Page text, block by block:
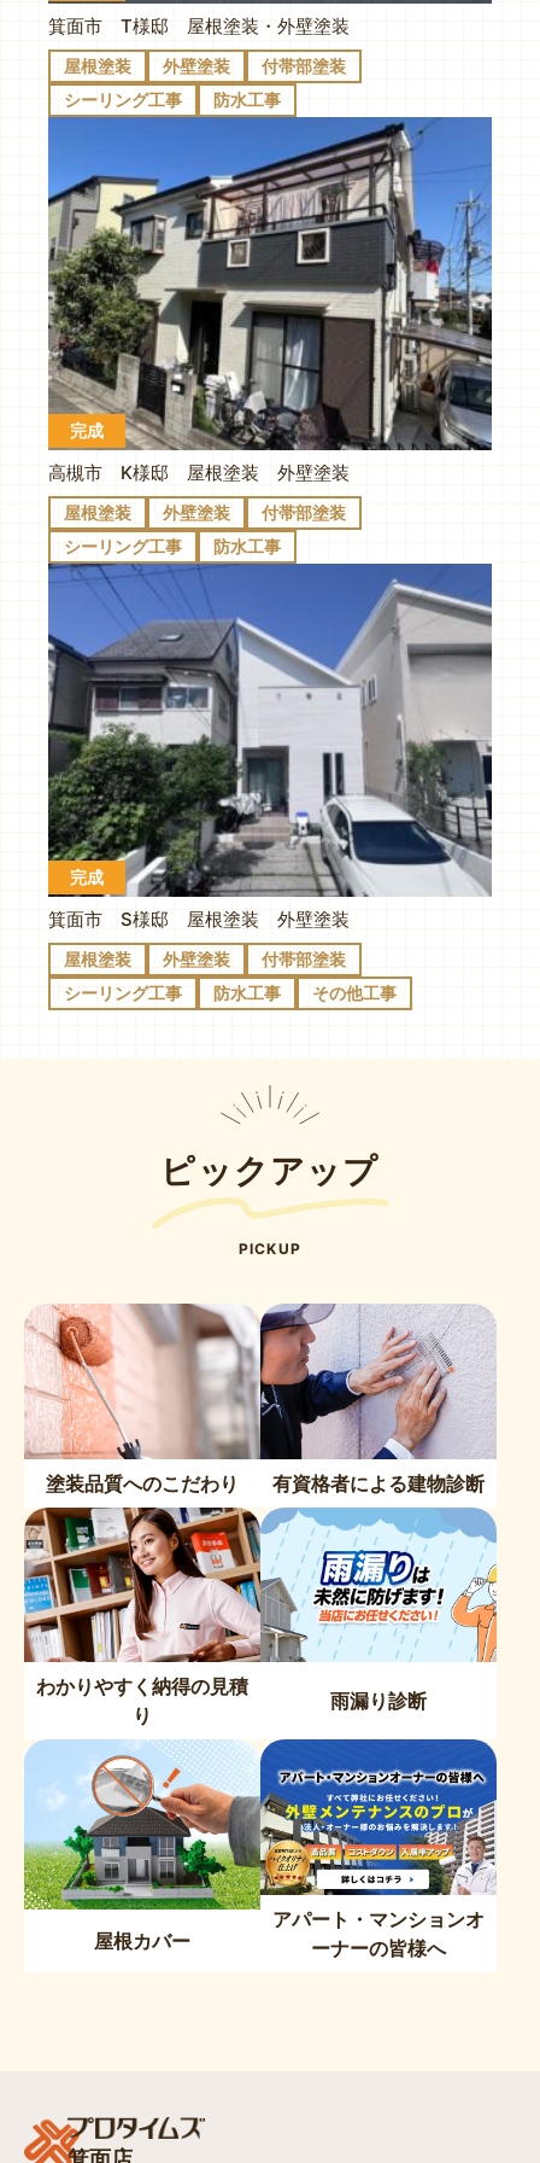
箕面市 T様邸 屋根塗装・外壁塗装
屋根塗装 外壁塗装
付帯部塗装
シーリング工事
防水工事
完成
高槻市 K様邸 屋根塗装 外壁塗装
屋根塗装 外壁塗装
付帯部塗装
シーリング工事
防水工事
完成
箕面市 S様邸 屋根塗装 外壁塗装
屋根塗装 外壁塗装
付帯部塗装
シーリング工事
防水工事 その他工事
ピックアップ
PICKUP
塗装品質へのこだわり 有資格者による建物診断
わかりやすく納得の見積
り
雨漏り診断
屋根カバー
アパート・マンションオ
ーナーの皆様へ